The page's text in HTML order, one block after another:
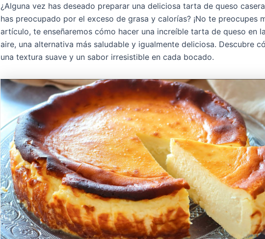
¿Alguna vez has deseado preparar una deliciosa tarta de queso
has preocupado por el exceso de grasa y calorías? ¡No te preocupes
artículo, te enseñaremos cómo hacer una increíble tarta de queso en
aire, una alternativa más saludable y igualmente deliciosa. Descubre
una textura suave y un sabor irresistible en cada bocado.